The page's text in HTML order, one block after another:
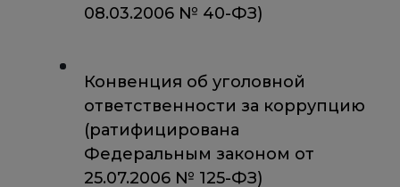
08.03.2006 № 40-ФЗ)
Конвенция об уголовной
ответственности за коррупцию
(ратифицирована
Федеральным законом от
25.07.2006 № 125-ФЗ)